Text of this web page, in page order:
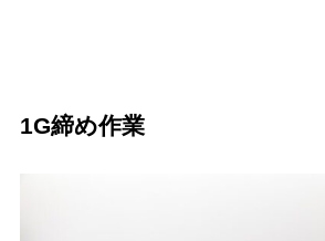
1G締め作業